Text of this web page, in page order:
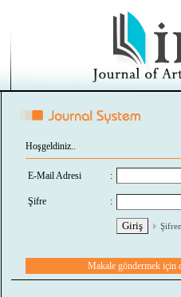
Hoşgeldiniz..
E-Mail Adresi :
Şifre :
Makale göndermek için